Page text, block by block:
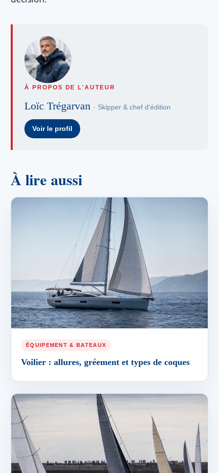
À PROPOS DE L'AUTEUR
Loïc Trégarvan · Skipper & chef d'édition
Voir le profil
À lire aussi
ÉQUIPEMENT & BATEAUX
Voilier : allures, gréement et types de coques